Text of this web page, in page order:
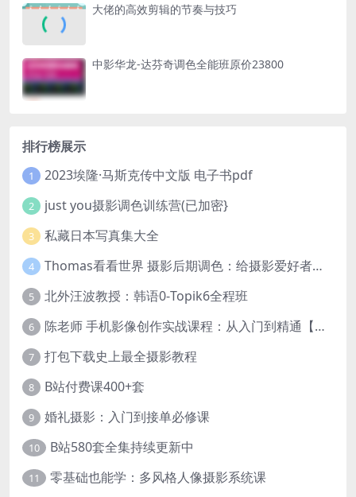
大佬的高效剪辑的节奏与技巧
中影华龙-达芬奇调色全能班原价23800
排行榜展示
1 2023埃隆·马斯克传中文版 电子书pdf
2 just you摄影调色训练营(已加密}
3 私藏日本写真集大全
4 Thomas看看世界 摄影后期调色：给摄影爱好者的色彩课 网盘下载
5 北外汪波教授：韩语0-Topik6全程班
6 陈老师 手机影像创作实战课程：从入门到精通【完结】
7 打包下载史上最全摄影教程
8 B站付费课400+套
9 婚礼摄影：入门到接单必修课
10 B站580套全集持续更新中
11 零基础也能学：多风格人像摄影系统课